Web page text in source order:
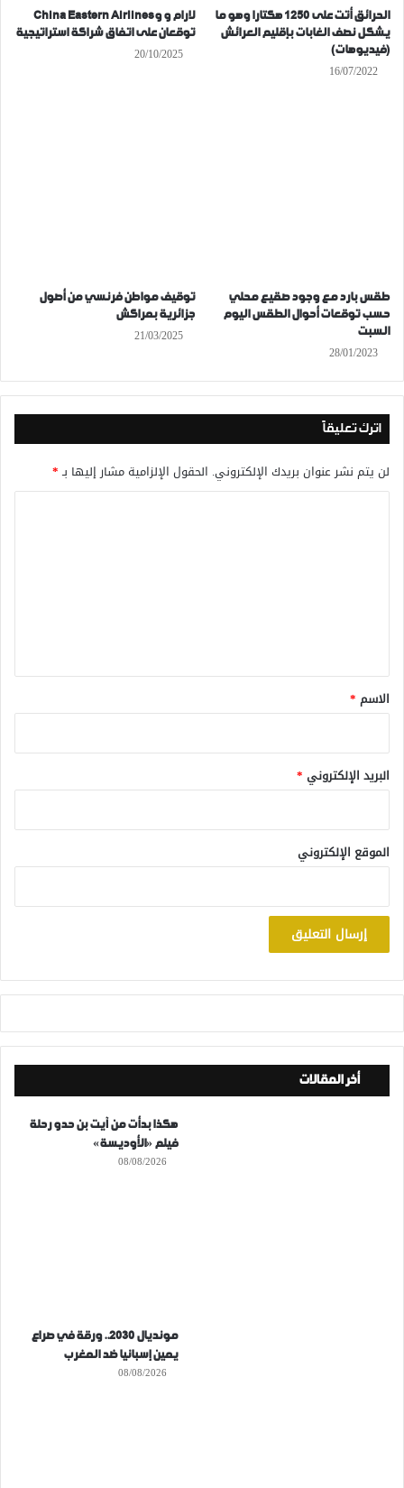
الحرائق أتت على 1250 هكتارا وهو ما
يشكل نصف الغابات بإقليم العرائش
(فيديوهات)
16/07/2022
لارام و وChina Eastern Airlines
توقعان على اتفاق شراكة استراتيجية
20/10/2025
طقس بارد مع وجود صقيع محلي
حسب توقعات أحوال الطقس اليوم
السبت
28/01/2023
توقيف مواطن فرنسي من أصول
جزائرية بمراكش
21/03/2025
اترك تعليقاً
لن يتم نشر عنوان بريدك الإلكتروني. الحقول الإلزامية مشار إليها بـ*
*
الاسم *
البريد الإلكتروني *
الموقع الإلكتروني
أخر المقالات
هكذا بدأت من آيت بن حدو رحلة
فيلم «الأوديسة»
08/08/2026
مونديال 2030.. ورقة في صراع
يمين إسبانيا ضد المغرب
08/08/2026